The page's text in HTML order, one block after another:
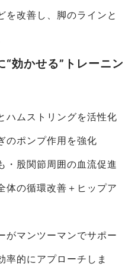
を改善し、脚のラインと
効かせる”トレーニン
ハムストリングを活性化
のポンプ作用を強化
・股関節周囲の血流促進
体の循環改善＋ヒップア
がマンツーマンでサポー
率的にアプローチしま